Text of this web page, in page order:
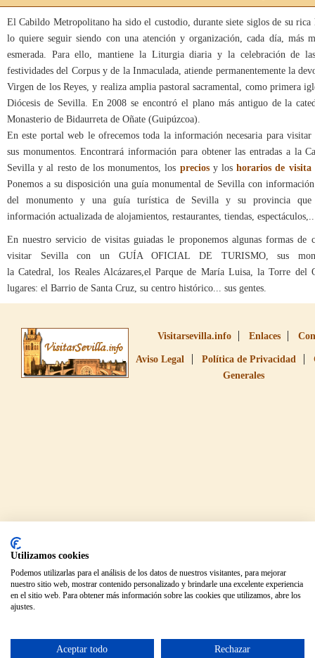
El Cabildo Metropolitano ha sido el custodio, durante siete siglos de su rica
lo quiere seguir siendo con una atención y organización, cada día, más
esmerada. Para ello, mantiene la Liturgia diaria y la celebración de
festividades del Corpus y de la Inmaculada, atiende permanentemente la
Virgen de los Reyes, y realiza amplia pastoral sacramental, como primera
Diócesis de Sevilla. En 2008 se encontró el plano más antiguo de la
Monasterio de Bidaurreta de Oñate (Guipúzcoa).
En este portal web le ofrecemos toda la información necesaria para
sus monumentos. Encontrará información para obtener las entradas a la
Sevilla y al resto de los monumentos, los preciosy loshorarios de visita
Ponemos a su disposición una guía monumental de Sevilla con
del monumento y una guía turística de Sevilla y su provincia que
información actualizada de alojamientos, restaurantes, tiendas,
En nuestro servicio de visitas guiadas le proponemos algunas formas de
visitar Sevilla con un GUÍA OFICIAL DE TURISMO, sus
la Catedral, los Reales Alcázares,el Parque de María Luisa, la Torre del
lugares: el Barrio de Santa Cruz, su centro histórico... sus gentes.
Visitarsevilla.info Enlaces
Aviso Legal Política de Privacidad
Generales
Utilizamos cookies
Podemos utilizarlas para el análisis de los datos de nuestros visitantes, para mejorar
nuestro sitio web, mostrar contenido personalizado y brindarle una excelente experiencia
en el sitio web. Para obtener más información sobre las cookies que utilizamos, abre los
ajustes.
Aceptar todo Rechazar